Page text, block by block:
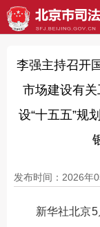
李强主持召开
市场建设有
设“十五五”规
发布时间：2026年
新华社北京5